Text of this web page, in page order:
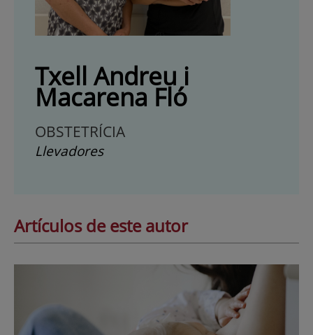
Txell Andreu i
Macarena Fló
OBSTETRÍCIA
Llevadores
Artículos de este autor